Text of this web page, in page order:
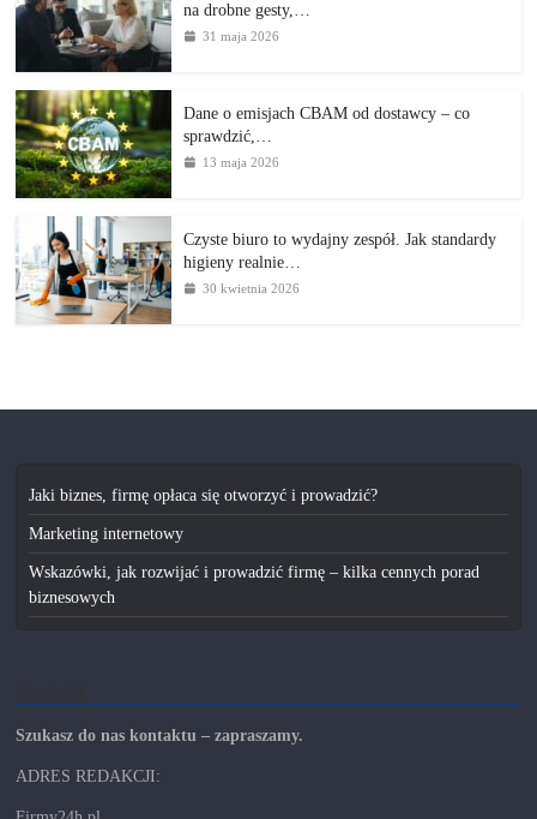
na drobne gesty,…
31 maja 2026
Dane o emisjach CBAM od dostawcy – co
sprawdzić,…
13 maja 2026
Czyste biuro to wydajny zespół. Jak standardy
higieny realnie…
30 kwietnia 2026
Jaki biznes, firmę opłaca się otworzyć i prowadzić?
Marketing internetowy
Wskazówki, jak rozwijać i prowadzić firmę – kilka cennych porad
biznesowych
Szukasz do nas kontaktu – zapraszamy.
ADRES REDAKCJI: